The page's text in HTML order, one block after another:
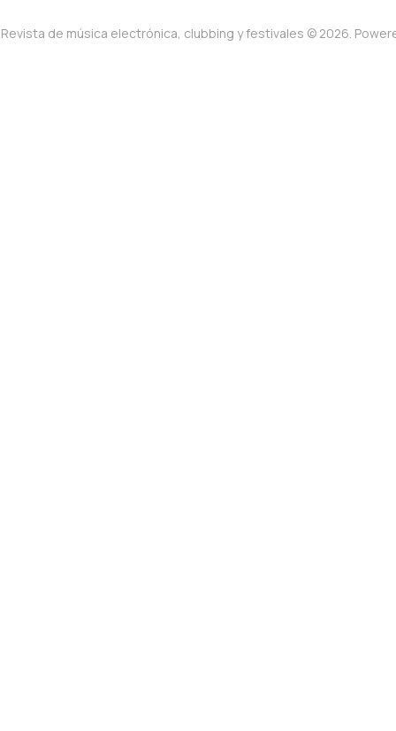
de música electrónica, clubbing y festivales © 2026.